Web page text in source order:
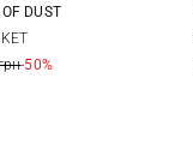
OF DUST
-50%